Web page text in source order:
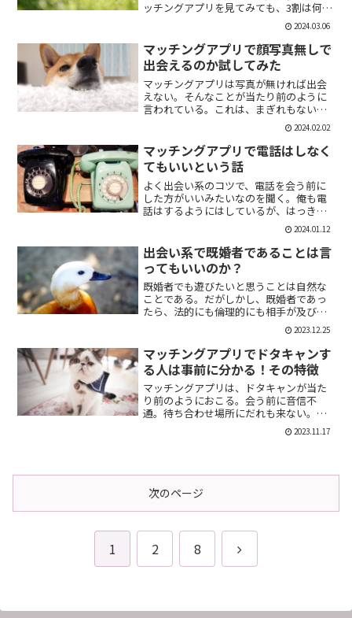
ッチングアプリを見てみても、3割は何も
書いていない人がいる。なかには、何を
書いていいか分かりませんー。とだけ書
いている人も。なので、今回の記事はマ
チアプのプロフィールの...
2024.03.06
マッチングアプリで顔写真無しで
出会えるのか試してみた
マッチングアプリは写真が無ければ出会
えない。そんなことが当たり前のように
言われている。これは、まぎれもない事
実だと思う。自分が使う時に写真を載せ
ていない人は無視するし、相手をするに
しても適当にあしらう。写真無しで出会
えるのは、お金が発生する...
2024.02.02
マッチングアプリで電話はしなく
てもいいという話
よく出会い系のコツで、電話を会う前に
した方がいいみたいなのを聞く。俺も電
話はするようにはしているが、はっきり
言っちゃうと電話なんていらない。よっ
ぽど話術や声に自信ある人だけすればい
いと思っている。では、その理由を語っ
ていこう。電話を嫌がる人...
2024.01.12
出会い系で既婚者であることは言
ってもいいのか？
既婚者でも遊びたいと思うことは自然な
ことである。だがしかし、既婚者であっ
たら、法的にも倫理的にも相手が及び腰
になることは明らかだ。では、既婚者で
あることを言わない方がいいのか。否、
それは違う。既婚者であることを伝える
メリット出会い系で既婚者...
2023.12.25
マッチングアプリでドタキャンす
る人は事前に分かる！その特徴
マッチングアプリは、ドタキャンが当た
り前のようにおこる。会う前に音信不
通。待ち合わせ場所にだれも来ない。そ
んなの普通だ。迷惑な話だが、このドタ
キャン野郎どもは見分けることができ
2023.11.17
次のページ
1 2 8
次